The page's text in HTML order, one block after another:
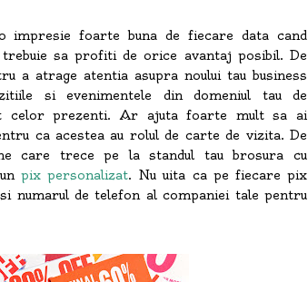
foarte buna de fiecare data cand
sa profiti de orice avantaj posibil. De
a atrage atentia asupra noului tau business
si evenimentele din domeniul tau de
celor prezenti. Ar ajuta foarte mult sa ai
ca acestea au rolul de carte de vizita. De
care trece pe la standul tau brosura cu
pix personalizat. Nu uita ca pe fiecare pix
numarul de telefon al companiei tale pentru